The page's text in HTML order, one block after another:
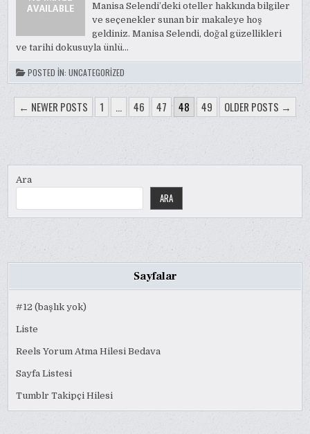
Manisa Selendi’deki oteller hakkında bilgiler
ve seçenekler sunan bir makaleye hoş
geldiniz. Manisa Selendi, doğal güzellikleri
ve tarihi dokusuyla ünlü…
POSTED IN:UNCATEGORIZED
YAZI
SAYFALAMASI
← NEWER POSTS 1 … 46 47 48 49 OLDER POSTS →
Ara
ARA
Sayfalar
#12 (başlık yok)
Liste
Reels Yorum Atma Hilesi Bedava
Sayfa Listesi
Tumblr Takipçi Hilesi